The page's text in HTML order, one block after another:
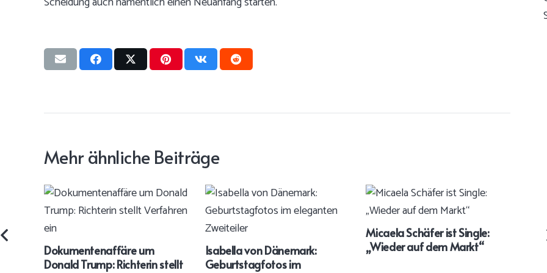
Mehr ähnliche Beiträge
Dokumentenaffäre um
Donald Trump: Richterin stellt
Isabella von Dänemark:
Geburtstagfotos im
Micaela Schäfer ist Single:
„Wieder auf dem Markt“